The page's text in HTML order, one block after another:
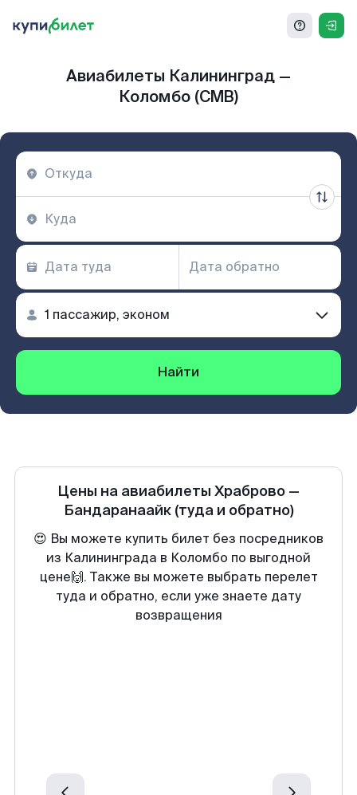
Авиабилеты Калининград —
Коломбо (CMB)
Найти
Цены на авиабилеты Храброво —
Бандаранаайк (туда и обратно)
😍 Вы можете купить билет без посредников
из Калининграда в Коломбо по выгодной
цене🙌. Также вы можете выбрать перелет
туда и обратно, если уже знаете дату
возвращения